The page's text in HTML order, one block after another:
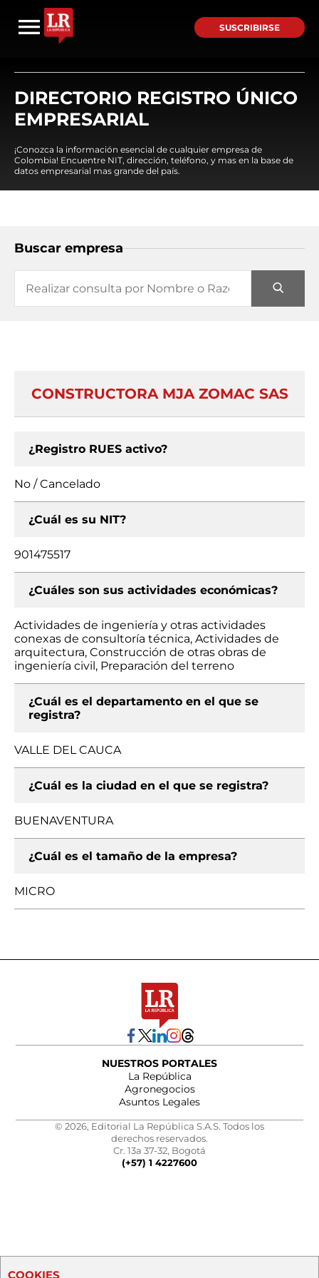
SUSCRIBIRSE
DIRECTORIO REGISTRO ÚNICO
EMPRESARIAL
¡Conozca la información esencial de cualquier empresa de
Colombia! Encuentre NIT, dirección, teléfono, y mas en la base de
datos empresarial mas grande del país.
Buscar empresa
CONSTRUCTORA MJA ZOMAC SAS
¿Registro RUES activo?
No / Cancelado
¿Cuál es su NIT?
901475517
¿Cuáles son sus actividades económicas?
Actividades de ingeniería y otras actividades
conexas de consultoría técnica, Actividades de
arquitectura, Construcción de otras obras de
ingeniería civil, Preparación del terreno
¿Cuál es el departamento en el que se
registra?
VALLE DEL CAUCA
¿Cuál es la ciudad en el que se registra?
BUENAVENTURA
¿Cuál es el tamaño de la empresa?
MICRO
NUESTROS PORTALES
La República
Agronegocios
Asuntos Legales
© 2026, Editorial La República S.A.S. Todos los
derechos reservados.
Cr. 13a 37-32, Bogotá
(+57) 1 4227600
COOKIES